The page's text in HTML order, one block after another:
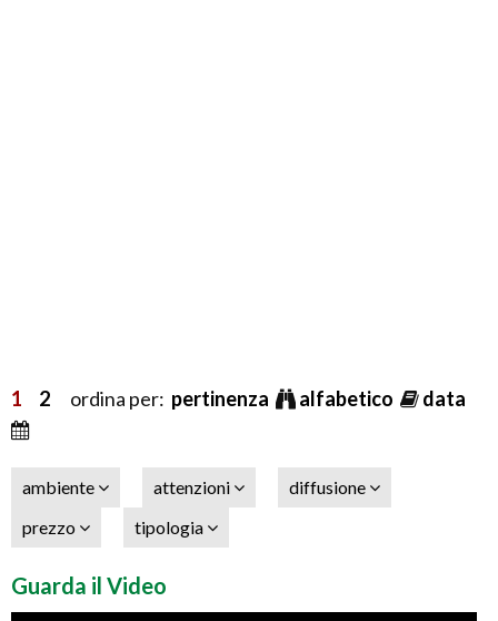
1 2 ordina per: pertinenza alfabetico data
ambiente attenzioni
diffusione
prezzo
tipologia
Guarda il Video